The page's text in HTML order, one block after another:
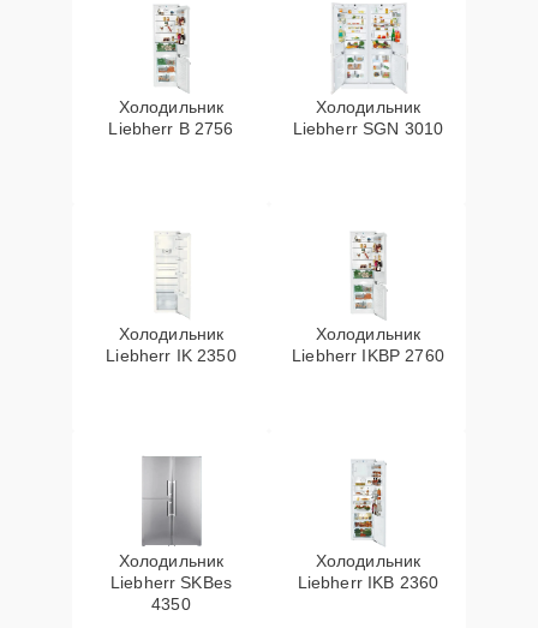
Холодильник
Liebherr B 2756
Холодильник
Liebherr SGN 3010
Холодильник
Liebherr IK 2350
Холодильник
Liebherr IKBP 2760
Холодильник
Liebherr SKBes
4350
Холодильник
Liebherr IKB 2360